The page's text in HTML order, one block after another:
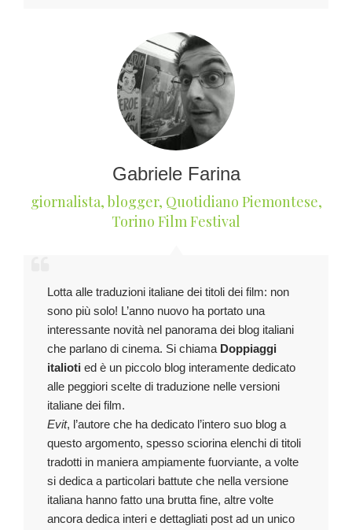
Gabriele Farina
giornalista, blogger, Quotidiano Piemontese,
Torino Film Festival
Lotta alle traduzioni italiane dei titoli dei film: non
sono più solo! L’anno nuovo ha portato una
interessante novità nel panorama dei blog italiani
che parlano di cinema. Si chiama Doppiaggi
italioti ed è un piccolo blog interamente dedicato
alle peggiori scelte di traduzione nelle versioni
italiane dei film.
Evit, l’autore che ha dedicato l’intero suo blog a
questo argomento, spesso sciorina elenchi di titoli
tradotti in maniera ampiamente fuorviante, a volte
si dedica a particolari battute che nella versione
italiana hanno fatto una brutta fine, altre volte
ancora dedica interi e dettagliati post ad un unico